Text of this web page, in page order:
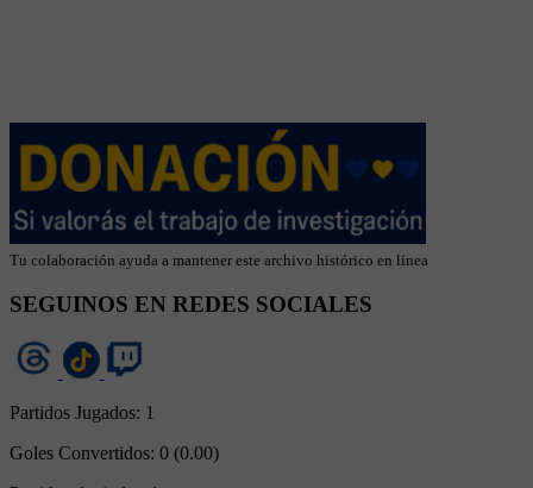
Tu colaboración ayuda a mantener este archivo histórico en línea
SEGUINOS EN REDES SOCIALES
Partidos Jugados: 1
Goles Convertidos: 0 (0.00)